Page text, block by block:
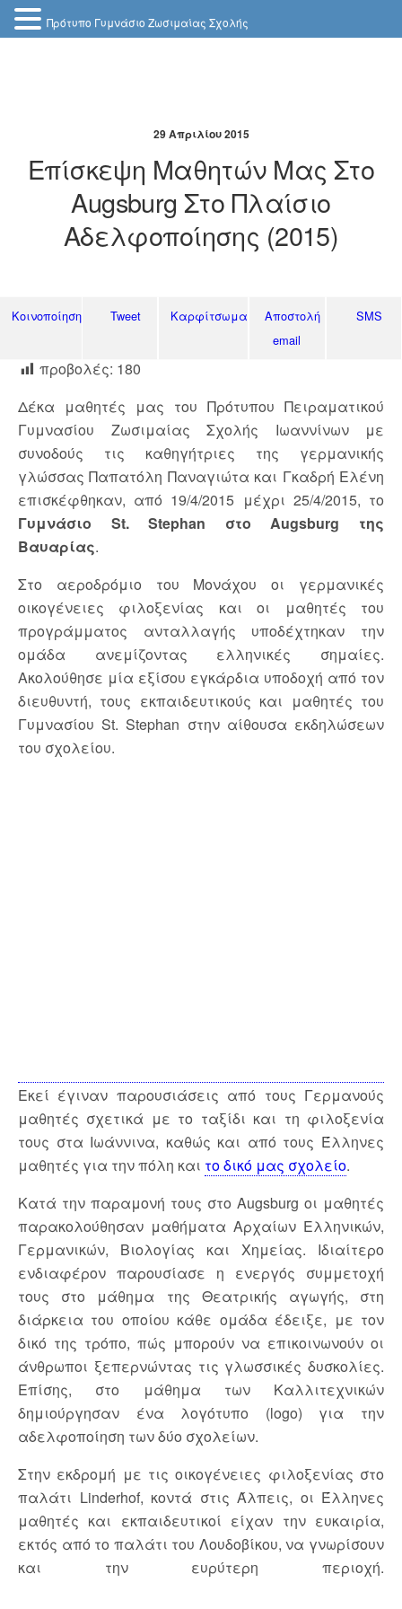
29 Απριλίου 2015
Επίσκεψη Μαθητών Μας Στο
Augsburg Στο Πλαίσιο
Αδελφοποίησης (2015)
Κοινοποίηση Tweet Καρφίτσωμα
Αποστολή
email
SMS
προβολές: 180
Δέκα μαθητές μας του Πρότυπου Πειραματικού
Γυμνασίου Ζωσιμαίας Σχολής Ιωαννίνων με
συνοδούς τις καθηγήτριες της γερμανικής
γλώσσας Παπατόλη Παναγιώτα και Γκαδρή Ελένη
επισκέφθηκαν, από 19/4/2015 μέχρι 25/4/2015, το
Γυμνάσιο St. Stephan στο Augsburg της
Βαυαρίας.
Στο αεροδρόμιο του Μονάχου οι γερμανικές
οικογένειες φιλοξενίας και οι μαθητές του
προγράμματος ανταλλαγής υποδέχτηκαν την
ομάδα ανεμίζοντας ελληνικές σημαίες.
Ακολούθησε μία εξίσου εγκάρδια υποδοχή από τον
διευθυντή, τους εκπαιδευτικούς και μαθητές του
Γυμνασίου St. Stephan στην αίθουσα εκδηλώσεων
του σχολείου.
Εκεί έγιναν παρουσιάσεις από τους Γερμανούς
μαθητές σχετικά με το ταξίδι και τη φιλοξενία
τους στα Ιωάννινα, καθώς και από τους Έλληνες
μαθητές για την πόλη και το δικό μας σχολείο.
Κατά την παραμονή τους στο Augsburg οι μαθητές
παρακολούθησαν μαθήματα Αρχαίων Ελληνικών,
Γερμανικών, Βιολογίας και Χημείας. Ιδιαίτερο
ενδιαφέρον παρουσίασε η ενεργός συμμετοχή
τους στο μάθημα της Θεατρικής αγωγής, στη
διάρκεια του οποίου κάθε ομάδα έδειξε, με τον
δικό της τρόπο, πώς μπορούν να επικοινωνούν οι
άνθρωποι ξεπερνώντας τις γλωσσικές δυσκολίες.
Επίσης, στο μάθημα των Καλλιτεχνικών
δημιούργησαν ένα λογότυπο (logo) για την
αδελφοποίηση των δύο σχολείων.
Στην εκδρομή με τις οικογένειες φιλοξενίας στο
παλάτι Linderhof, κοντά στις Άλπεις, οι Έλληνες
μαθητές και εκπαιδευτικοί είχαν την ευκαιρία,
εκτός από το παλάτι του Λουδοβίκου, να γνωρίσουν
και την ευρύτερη περιοχή.
Πρότυπο Γυμνάσιο Ζωσιμαίας Σχολής